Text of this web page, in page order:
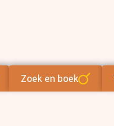
Zoek en boek